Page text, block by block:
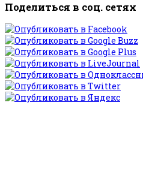
Поделиться в соц. сетях